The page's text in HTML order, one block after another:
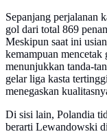
Sepanjang perjalanan
gol dari total 869
Meskipun saat ini
kemampuan mencetak
menunjukkan tanda-
gelar liga kasta
menegaskan
Di sisi lain, Polandia
berarti Lewandowski